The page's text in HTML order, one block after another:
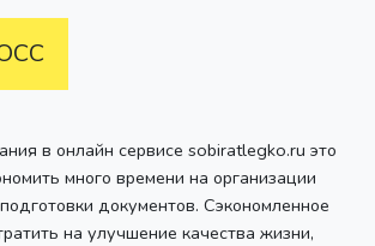
в онлайн сервисе sobiratlegko.ru это
много времени на организации
документов. Сэкономленное
на улучшение качества жизни,